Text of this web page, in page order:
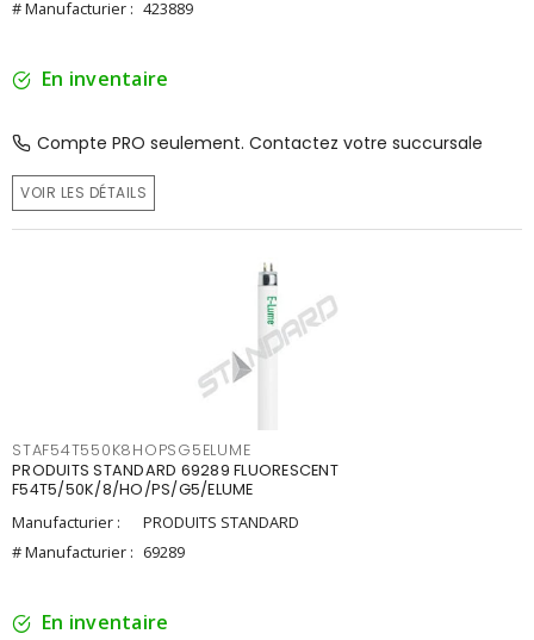
# Manufacturier : 423889
En inventaire
Compte PRO seulement. Contactez votre succursale
VOIR LES DÉTAILS
STAF54T550K8HOPSG5ELUME
PRODUITS STANDARD 69289 FLUORESCENT
F54T5/50K/8/HO/PS/G5/ELUME
Manufacturier :
PRODUITS STANDARD
# Manufacturier : 69289
En inventaire